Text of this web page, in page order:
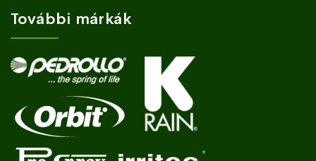
További márkák